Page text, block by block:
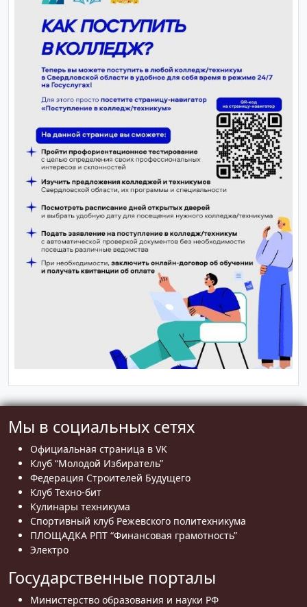
Мы в социальных сетях
Официальная страница в VK
Клуб “Молодой Избиратель”
Федерация Строителей Будущего
Клуб Техно-бит
Кулинары техникума
Спортивный клуб Режевского политехникума
ПЛОЩАДКА РПТ “Финансовая грамотность”
Электро
Государственные порталы
Министерство образования и науки РФ